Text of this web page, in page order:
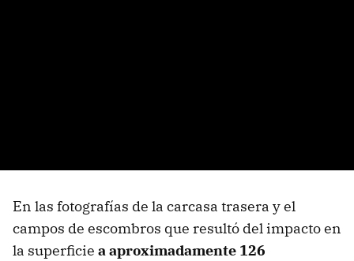
En las fotografías de la carcasa trasera y el
campos de escombros que resultó del impacto en
la superficie a aproximadamente 126